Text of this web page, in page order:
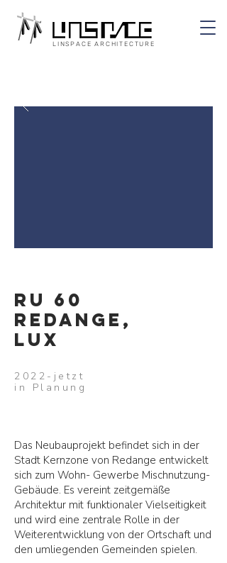
LINSPACE ARCHITECTURE
RU 60
REDANGE,
LUX
2022-jetzt
in Planung
Das Neubauprojekt befindet sich in der
Stadt Kernzone von Redange entwickelt
sich zum Wohn- Gewerbe Mischnutzung-
Gebäude. Es vereint zeitgemäße
Architektur mit funktionaler Vielseitigkeit
und wird eine zentrale Rolle in der
Weiterentwicklung von der Ortschaft und
den umliegenden Gemeinden spielen.